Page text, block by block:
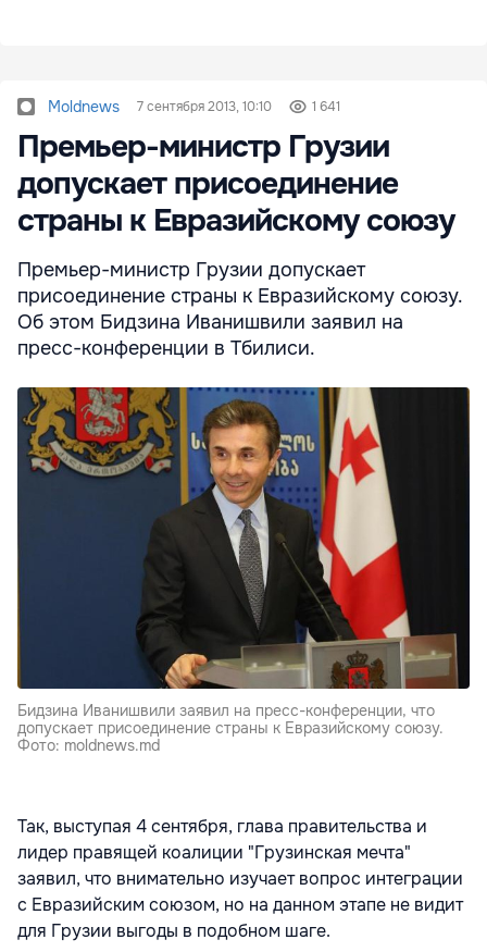
Moldnews 7 сентября 2013, 10:10 1 641
Премьер-министр Грузии
допускает присоединение
страны к Евразийскому союзу
Премьер-министр Грузии допускает
присоединение страны к Евразийскому союзу.
Об этом Бидзина Иванишвили заявил на
пресс-конференции в Тбилиси.
Бидзина Иванишвили заявил на пресс-конференции, что
допускает присоединение страны к Евразийскому союзу.
Фото: moldnews.md
Так, выступая 4 сентября, глава правительства и
лидер правящей коалиции "Грузинская мечта"
заявил, что внимательно изучает вопрос интеграции
с Евразийским союзом, но на данном этапе не видит
для Грузии выгоды в подобном шаге.